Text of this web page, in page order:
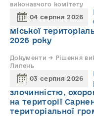
виконавчого комітету
04 серпня 2026
міської
2026 року
Документи → Рішення
Липень
03 серпня 2026
злочинністю,
на території
територіальної